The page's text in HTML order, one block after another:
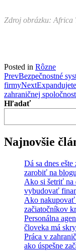
Zdroj obrázku: Africa
Posted in Rôzne
Post
navigation
PrevBezpečnostné
firmyNext
zahraničnej
Hľadať
Najnovšie
Dá sa dnes
zarobiť na
Ako si šetriť na
vybudovať
Ako nakupovať
začiatočníkov
Personálna
človeka má
Práca v
ako úspešne